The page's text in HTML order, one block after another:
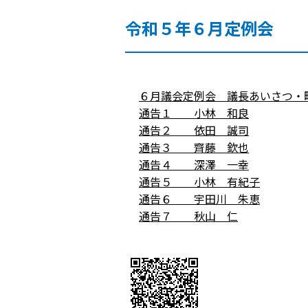
令和５年６月定例会
６月議会定例会 議長あいさつ・
通告１ 小林 和良
通告２ 依田 誠司
通告３ 齊藤 欽也
通告４ 深澤 一幸
通告５ 小林 有紀子
通告６ 宇田川 朱恵
通告７ 秋山 仁